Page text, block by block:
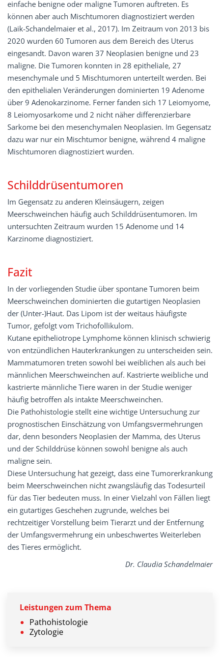
einfache benigne oder maligne Tumoren auftreten. Es
können aber auch Mischtumoren diagnostiziert werden
(Laik-Schandelmaier et al., 2017). Im Zeitraum von 2013 bis
2020 wurden 60 Tumoren aus dem Bereich des Uterus
eingesandt. Davon waren 37 Neoplasien benigne und 23
maligne. Die Tumoren konnten in 28 epitheliale, 27
mesenchymale und 5 Mischtumoren unterteilt werden. Bei
den epithelialen Veränderungen dominierten 19 Adenome
über 9 Adenokarzinome. Ferner fanden sich 17 Leiomyome,
8 Leiomyosarkome und 2 nicht näher differenzierbare
Sarkome bei den mesenchymalen Neoplasien. Im Gegensatz
dazu war nur ein Mischtumor benigne, während 4 maligne
Mischtumoren diagnostiziert wurden.
Schilddrüsentumoren
Im Gegensatz zu anderen Kleinsäugern, zeigen
Meerschweinchen häufig auch Schilddrüsentumoren. Im
untersuchten Zeitraum wurden 15 Adenome und 14
Karzinome diagnostiziert.
Fazit
In der vorliegenden Studie über spontane Tumoren beim
Meerschweinchen dominierten die gutartigen Neoplasien
der (Unter-)Haut. Das Lipom ist der weitaus häufigste
Tumor, gefolgt vom Trichofollikulom.
Kutane epitheliotrope Lymphome können klinisch schwierig
von entzündlichen Hauterkrankungen zu unterscheiden sein.
Mammatumoren treten sowohl bei weiblichen als auch bei
männlichen Meerschweinchen auf. Kastrierte weibliche und
kastrierte männliche Tiere waren in der Studie weniger
häufig betroffen als intakte Meerschweinchen.
Die Pathohistologie stellt eine wichtige Untersuchung zur
prognostischen Einschätzung von Umfangsvermehrungen
dar, denn besonders Neoplasien der Mamma, des Uterus
und der Schilddrüse können sowohl benigne als auch
maligne sein.
Diese Untersuchung hat gezeigt, dass eine Tumorerkrankung
beim Meerschweinchen nicht zwangsläufig das Todesurteil
für das Tier bedeuten muss. In einer Vielzahl von Fällen liegt
ein gutartiges Geschehen zugrunde, welches bei
rechtzeitiger Vorstellung beim Tierarzt und der Entfernung
der Umfangsvermehrung ein unbeschwertes Weiterleben
des Tieres ermöglicht.
Dr. Claudia Schandelmaier
Leistungen zum Thema
Pathohistologie
Zytologie